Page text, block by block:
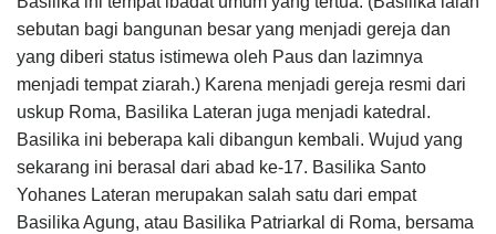
sebutan bagi bangunan besar yang menjadi gereja dan
yang diberi status istimewa oleh Paus dan lazimnya
menjadi tempat ziarah.) Karena menjadi gereja resmi dari
uskup Roma, Basilika Lateran juga menjadi ka­tedral.
Basilika ini beberapa kali dibangun kembali. Wujud yang
sekarang ini berasal dari abad ke-17. Basilika Santo
Yohanes Lateran merupakan salah satu dari empat
Basilika Agung, atau Basilika Patriarkal di Roma, bersama